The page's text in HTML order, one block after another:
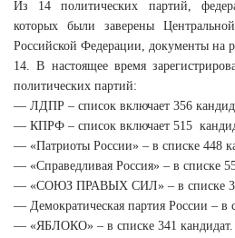
Из 14 политических партий,
которых были заверены
Российской Федерации, документы на
14. В настоящее время
политических партий:
— ЛДПР – список включает 356
— КПРФ – список включает 515
— «Патриоты России» – в списке 448
— «Справедливая Россия» – в списке
— «СОЮЗ ПРАВЫХ СИЛ» – в списке
— Демократическая партия России – в
— «ЯБЛОКО» – в списке 341 кандидат.